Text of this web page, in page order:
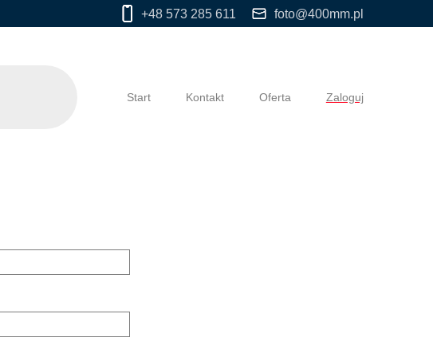
+48 573 285 611 foto@400mm.pl
Start Kontakt Oferta Zaloguj